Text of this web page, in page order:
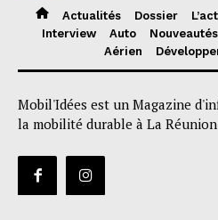
Actualités Dossier
Interview
Auto Nouveautés
Aérien
Mobil'Idées est un Magazine
la mobilité durable à La Réunion